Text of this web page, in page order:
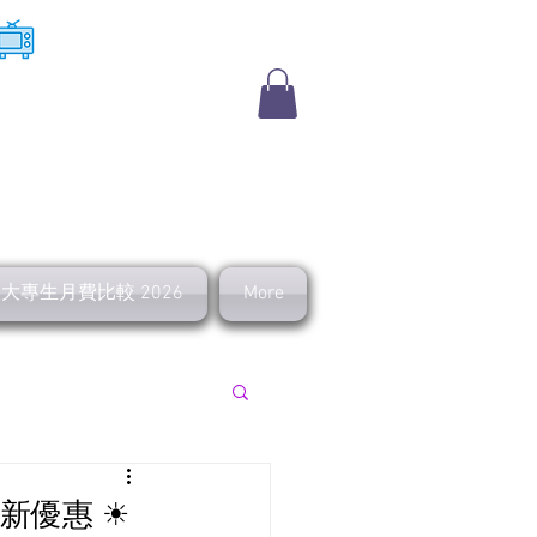
專生月費比較 2026 More
行 寬頻優惠
優惠 ☀